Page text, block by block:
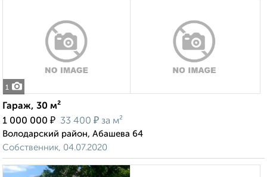
1
Гараж, 30 м²
1 000 000 ₽ 33 400 ₽ за м²
Володарский район, Абашева 64
Собственник, 04.07.2020